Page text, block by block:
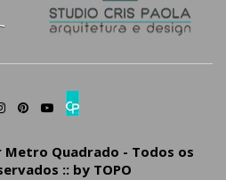
Metro Quadrado - Todos os
:: by TOPO